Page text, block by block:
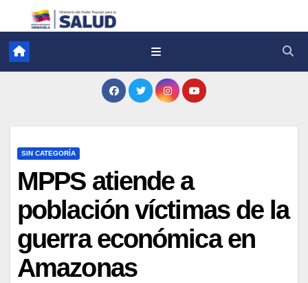
SIN CATEGORÍA
MPPS atiende a
población víctimas de la
guerra económica en
Amazonas